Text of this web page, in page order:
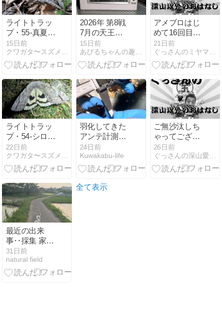
ライトトラッ
プ・55-真夏の
アカアシと明
るい夜
15日前
2026年 第8戦
7月の天王山
最終日 勝ち越
せるか？
15日前
アメブロはじ
めて16回目の
夏15周年を迎
えました
21日前
ライトトラッ
プ・54-シロシ
タバ飛来
22日前
羽化してきた
アンテ計測し
ました
24日前
Kuwakabu-life
ご無沙汰しち
ゃってござい
ます
26日前
最近の出来
事‥採集 家作
業 SB準備・
出店
31日前
natural field
全て表示